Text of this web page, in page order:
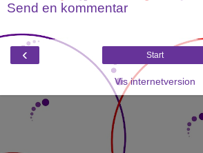
Send en kommentar
‹ Start
Vis internetversion